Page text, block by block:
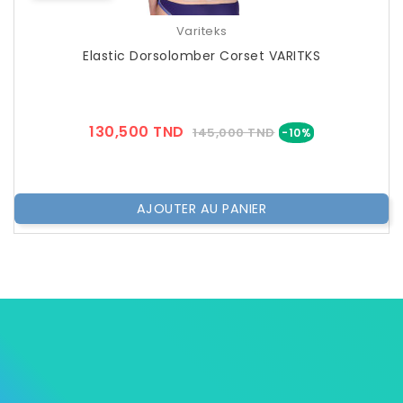
Variteks
Elastic Dorsolomber Corset VARITKS
130,500 TND Prix
145,000 TND -10%Prix
AJOUTER AU PANIER